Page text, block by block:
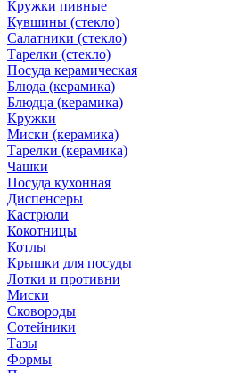
Кружки пивные
Кувшины (стекло)
Салатники (стекло)
Тарелки (стекло)
Посуда керамическая
Блюда (керамика)
Блюдца (керамика)
Кружки
Миски (керамика)
Тарелки (керамика)
Чашки
Посуда кухонная
Диспенсеры
Кастрюли
Кокотницы
Котлы
Крышки для посуды
Лотки и противни
Миски
Сковороды
Сотейники
Тазы
Формы